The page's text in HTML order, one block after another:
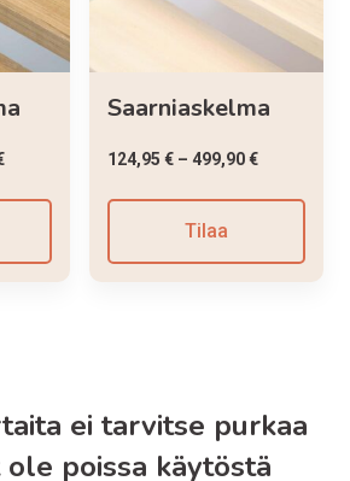
Saarniaskelma
124,95€ –499,90€
Tilaa
ei tarvitse purkaa
poissa käytöstä